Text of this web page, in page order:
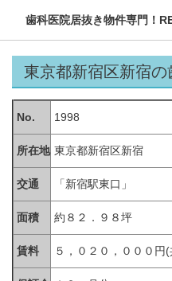
歯科医院居抜き物件専門！
東京都新宿区新宿の
No. 1998
所在地 東京都新宿区新宿
交通 「新宿駅東口」
面積 約８２．９８坪
賃料 ５，０２０，０００円